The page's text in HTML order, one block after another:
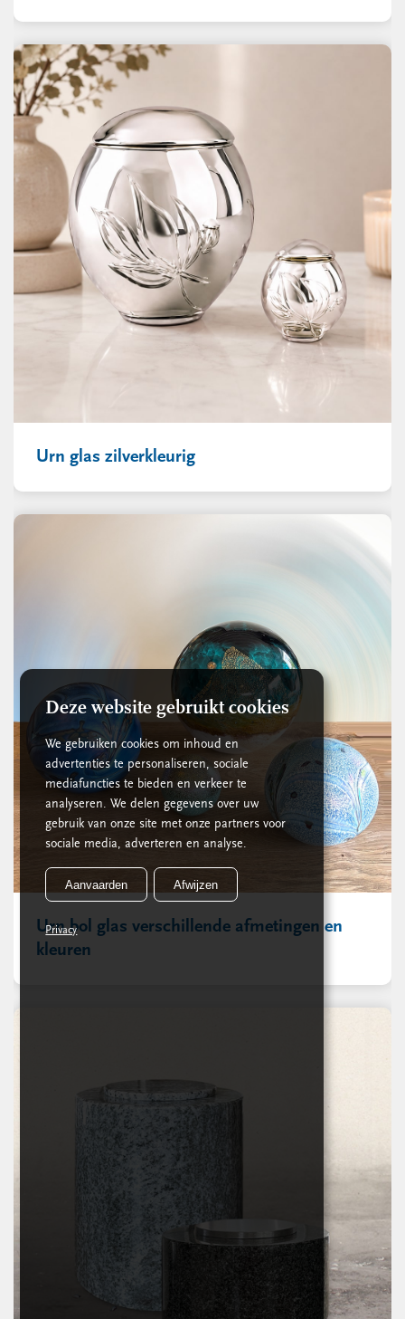
Urn glas zilverkleurig
Urn bol glas verschillende afmetingen en
kleuren
Deze website gebruikt cookies
We gebruiken cookies om inhoud en
advertenties te personaliseren, sociale
mediafuncties te bieden en verkeer te
analyseren. We delen gegevens over uw
gebruik van onze site met onze partners voor
sociale media, adverteren en analyse.
Aanvaarden Afwijzen
Privacy